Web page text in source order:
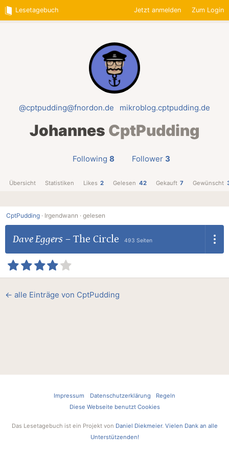
Lesetagebuch Jetzt anmelden Zum Login
@cptpudding@fnordon.de mikroblog.cptpudding.de
Johannes CptPudding
Following 8 Follower 3
Übersicht Statistiken Likes 2 Gelesen 42 Gekauft 7 Gewünscht
CptPudding · Irgendwann · gelesen
Dave Eggers – The Circle 493 Seiten
← alle Einträge von CptPudding
Impressum Datenschutzerklärung
Regeln
Diese Webseite benutzt Cookies
Das Lesetagebuch ist ein Projekt von Daniel Diekmeier. Vielen Dank an alle
Unterstützenden!